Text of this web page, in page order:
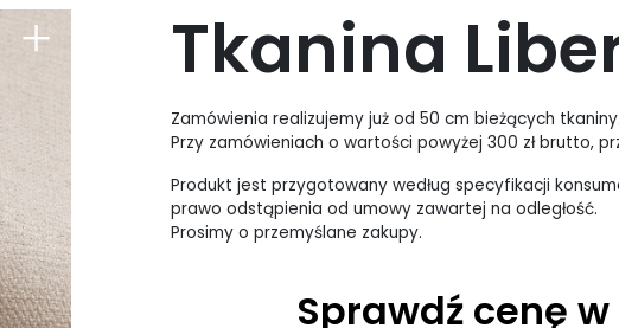
+ Tkanina
Zamówienia realizujemy już od 50 cm bieżących tkaniny.
Przy zamówieniach o wartości powyżej 300 zł brutto,
Produkt jest przygotowany według specyfikacji
prawo odstąpienia od umowy zawartej na odległość.
Prosimy o przemyślane zakupy.
Sprawdź cenę